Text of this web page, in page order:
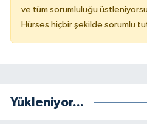
ve tüm sorumluluğu
Hürses hiçbir şekilde sorumlu
Yükleniyor...